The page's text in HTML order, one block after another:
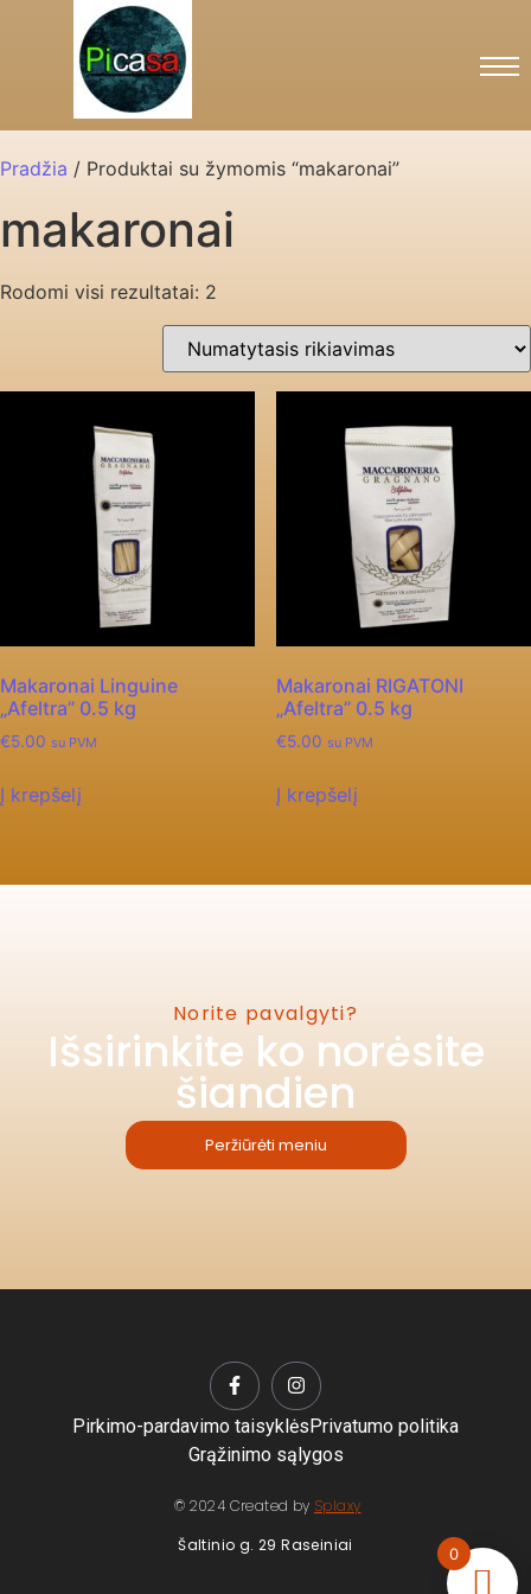
Pradžia / Produktai su žymomis “makaronai”
makaronai
Rodomi visi rezultatai: 2
Makaronai Linguine
„Afeltra” 0.5 kg
€5.00 su PVM
Į krepšelį
Makaronai RIGATONI
„Afeltra” 0.5 kg
€5.00 su PVM
Į krepšelį
Norite pavalgyti?
Išsirinkite ko norėsite
šiandien
Peržiūrėti meniu
Pirkimo-pardavimo taisyklėsPrivatumo politika
Grąžinimo sąlygos
© 2024 Created by Splaxy
Šaltinio g. 29 Raseiniai
0